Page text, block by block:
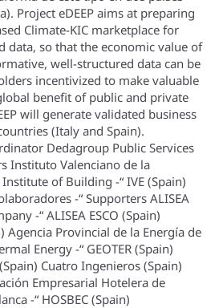
Project eDEEP aims at preparing
Climate-KIC marketplace for
data, so that the economic value of
well-structured data can be
incentivized to make valuable
benefit of public and private
will generate validated business
(Italy and Spain).
Dedagroup Public Services
Instituto Valenciano de la
of Building -“ IVE (Spain)
-“ Supporters ALISEA
-“ ALISEA ESCO (Spain)
Agencia Provincial de la Energí­a de
Energy -“ GEOTER (Spain)
Cuatro Ingenieros (Spain)
Empresarial Hotelera de
-“ HOSBEC (Spain)